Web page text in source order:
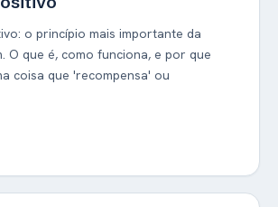
o princípio mais importante da
O que é, como funciona, e por que
coisa que 'recompensa' ou